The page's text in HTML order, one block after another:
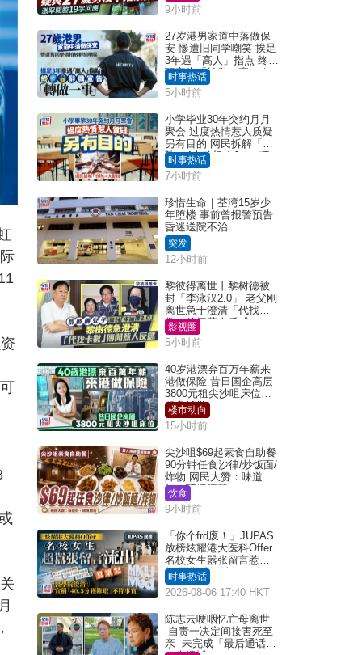
9小时前
27岁港男家道中落做保
安 惨遭旧同学嘲笑 挨足
3年遇「高人」指点 终辞
职宣告「转做一事」｜
Juicy叮
时事热话
5小时前
小学毕业30年突约月月
聚会 过度热情惹人质疑
另有目的 网民拆解「扮
熟」4大动机｜Juicy叮
时事热话
7小时前
珍惜生命｜荃湾15岁少
年堕楼 事前曾报警预告
昏迷送院不治
突发
12小时前
黎彼得离世丨黎树德被
封「李泳汉2.0」 老父刚
离世急于澄清「代找卡
数」传闻惹人反感
影视圈
5小时前
40岁港漂弃百万年薪来
港做保险 昔日国企高层
3800元租尖沙咀床位｜
租盘Million
楼市动向
15小时前
尖沙咀$69起素食自助餐
90分钟任食沙律/炒饭面/
炸物 网民大赞：味道
好，环境阔落
饮食
9小时前
「你个frd废！」JUPAS
放榜炫耀港大医科Offer
名校女生嚣张留言惹众
怒 医学院澄清：宣称
「40.5分获录取」不符事
实｜Juicy叮
时事热话
2026-08-06 17:40 HKT
陈志云哽咽忆亡母离世
自责一决定间接害死至
亲 未完成「最后通话」